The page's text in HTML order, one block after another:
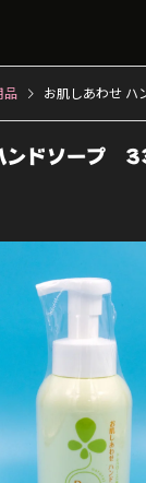
品 お肌しあわせ ハン
ンドソープ